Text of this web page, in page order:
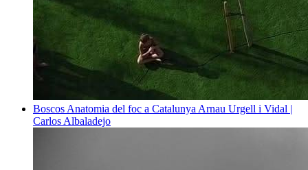
Boscos Anatomia del foc a Catalunya Arnau Urgell i Vidal |
Carlos Albaladejo